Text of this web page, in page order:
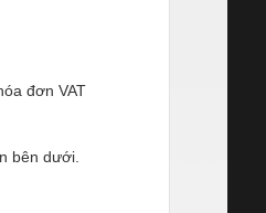
đơn VAT
bên dưới.